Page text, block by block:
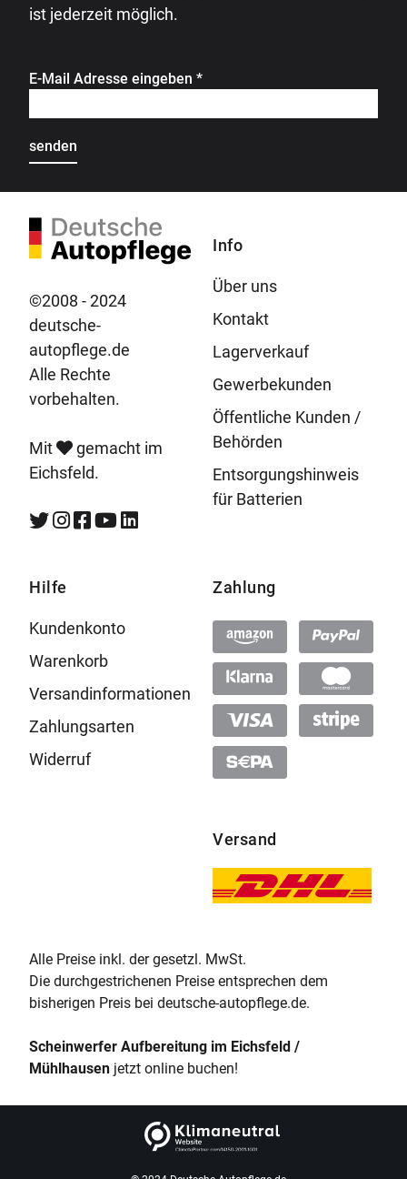
ist jederzeit möglich.
E-Mail Adresse eingeben*
©2008 - 2024
deutsche-
autopflege.de
Alle Rechte
vorbehalten.
Mit
gemacht im
Eichsfeld.
Info
Über uns
Kontakt
Lagerverkauf
Gewerbekunden
Öffentliche Kunden /
Behörden
Entsorgungshinweis
für Batterien
Hilfe
Kundenkonto
Warenkorb
Versandinformationen
Zahlungsarten
Widerruf
Zahlung
Versand
Alle Preise inkl. der gesetzl. MwSt.
Die durchgestrichenen Preise entsprechen dem
bisherigen Preis bei deutsche-autopflege.de.
Scheinwerfer Aufbereitung im Eichsfeld /
Mühlhausen jetzt online buchen!